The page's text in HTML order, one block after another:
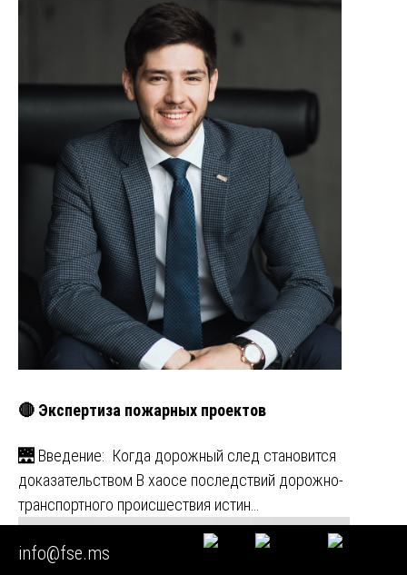
🔴 Экспертиза пожарных проектов
🌉 Введение: Когда дорожный след становится
доказательством В хаосе последствий дорожно-
транспортного происшествия истин…
info@fse.ms